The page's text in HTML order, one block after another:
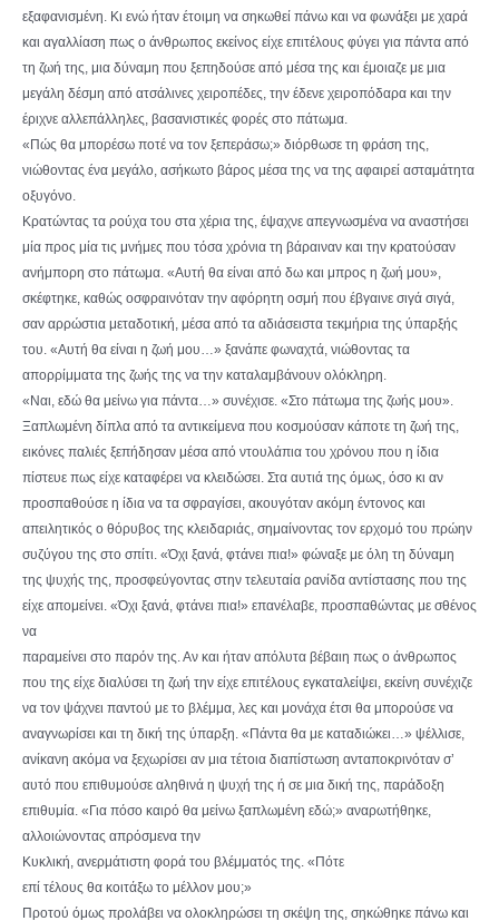
εξαφανισμένη. Κι ενώ ήταν έτοιμη να σηκωθεί πάνω και να φωνάξει με χαρά
και αγαλλίαση πως ο άνθρωπος εκείνος είχε επιτέλους φύγει για πάντα από
τη ζωή της, μια δύναμη που ξεπηδούσε από μέσα της και έμοιαζε με μια
μεγάλη δέσμη από ατσάλινες χειροπέδες, την έδενε χειροπόδαρα και την
έριχνε αλλεπάλληλες, βασανιστικές φορές στο πάτωμα.
«Πώς θα μπορέσω ποτέ να τον ξεπεράσω;» διόρθωσε τη φράση της,
νιώθοντας ένα μεγάλο, ασήκωτο βάρος μέσα της να της αφαιρεί ασταμάτητα
οξυγόνο.
Κρατώντας τα ρούχα του στα χέρια της, έψαχνε απεγνωσμένα να αναστήσει
μία προς μία τις μνήμες που τόσα χρόνια τη βάραιναν και την κρατούσαν
ανήμπορη στο πάτωμα. «Αυτή θα είναι από δω και μπρος η ζωή μου»,
σκέφτηκε, καθώς οσφραινόταν την αφόρητη οσμή που έβγαινε σιγά σιγά,
σαν αρρώστια μεταδοτική, μέσα από τα αδιάσειστα τεκμήρια της ύπαρξής
του. «Αυτή θα είναι η ζωή μου…» ξανάπε φωναχτά, νιώθοντας τα
απορρίμματα της ζωής της να την καταλαμβάνουν ολόκληρη.
«Ναι, εδώ θα μείνω για πάντα…» συνέχισε. «Στο πάτωμα της ζωής μου».
Ξαπλωμένη δίπλα από τα αντικείμενα που κοσμούσαν κάποτε τη ζωή της,
εικόνες παλιές ξεπήδησαν μέσα από ντουλάπια του χρόνου που η ίδια
πίστευε πως είχε καταφέρει να κλειδώσει. Στα αυτιά της όμως, όσο κι αν
προσπαθούσε η ίδια να τα σφραγίσει, ακουγόταν ακόμη έντονος και
απειλητικός ο θόρυβος της κλειδαριάς, σημαίνοντας τον ερχομό του πρώην
συζύγου της στο σπίτι. «Όχι ξανά, φτάνει πια!» φώναξε με όλη τη δύναμη
της ψυχής της, προσφεύγοντας στην τελευταία ρανίδα αντίστασης που της
είχε απομείνει. «Όχι ξανά, φτάνει πια!» επανέλαβε, προσπαθώντας με σθένος
να
παραμείνει στο παρόν της. Αν και ήταν απόλυτα βέβαιη πως ο άνθρωπος
που της είχε διαλύσει τη ζωή την είχε επιτέλους εγκαταλείψει, εκείνη συνέχιζε
να τον ψάχνει παντού με το βλέμμα, λες και μονάχα έτσι θα μπορούσε να
αναγνωρίσει και τη δική της ύπαρξη. «Πάντα θα με καταδιώκει…» ψέλλισε,
ανίκανη ακόμα να ξεχωρίσει αν μια τέτοια διαπίστωση ανταποκρινόταν σ’
αυτό που επιθυμούσε αληθινά η ψυχή της ή σε μια δική της, παράδοξη
επιθυμία. «Για πόσο καιρό θα μείνω ξαπλωμένη εδώ;» αναρωτήθηκε,
αλλοιώνοντας απρόσμενα την
Κυκλική, ανερμάτιστη φορά του βλέμματός της. «Πότε
επί τέλους θα κοιτάξω το μέλλον μου;»
Προτού όμως προλάβει να ολοκληρώσει τη σκέψη της, σηκώθηκε πάνω και